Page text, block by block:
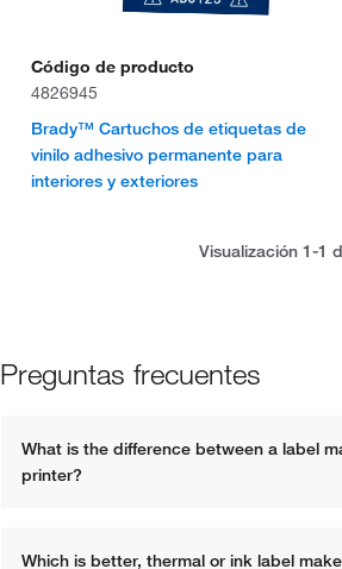
Código de producto
4826945
Brady™ Cartuchos de etiquetas de
vinilo adhesivo permanente para
interiores y exteriores
Visualización 1-1
Preguntas frecuentes
What is the difference between a label
printer?
Which is better, thermal or ink label